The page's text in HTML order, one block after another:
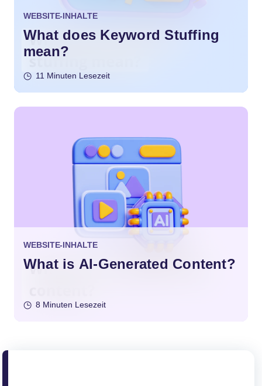
WEBSITE-INHALTE
What does Keyword Stuffing
mean?
11 Minuten Lesezeit
WEBSITE-INHALTE
What is AI-Generated Content?
8 Minuten Lesezeit